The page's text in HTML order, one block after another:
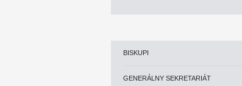
BISKUPI
GENERÁLNY SEKRETARIÁT